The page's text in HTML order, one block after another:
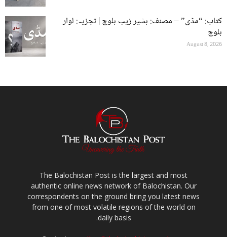
کتاب: “مڈی” – مصنف: بشیر زیب بلوچ | تجزیہ: لوار
بلوچ
August 8, 2026
The Balochistan Post is the largest and most
authentic online news network of Balochistan. Our
correspondents on the ground bring you latest news
from one of most volatile regions of the world on
daily basis.